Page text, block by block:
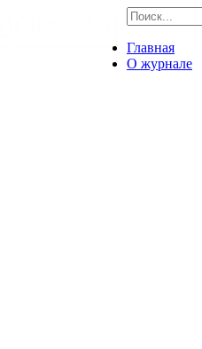
Главная
О журнале